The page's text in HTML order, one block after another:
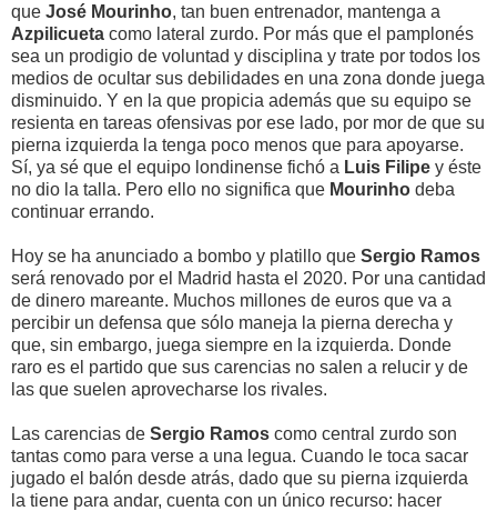
que José Mourinho, tan buen entrenador, mantenga a
Azpilicueta como lateral zurdo. Por más que el pamplonés
sea un prodigio de voluntad y disciplina y trate por todos los
medios de ocultar sus debilidades en una zona donde juega
disminuido. Y en la que propicia además que su equipo se
resienta en tareas ofensivas por ese lado, por mor de que su
pierna izquierda la tenga poco menos que para apoyarse.
Sí, ya sé que el equipo londinense fichó a Luis Filipe y éste
no dio la talla. Pero ello no significa que Mourinho deba
continuar errando.
Hoy se ha anunciado a bombo y platillo que Sergio Ramos
será renovado por el Madrid hasta el 2020. Por una cantidad
de dinero mareante. Muchos millones de euros que va a
percibir un defensa que sólo maneja la pierna derecha y
que, sin embargo, juega siempre en la izquierda. Donde
raro es el partido que sus carencias no salen a relucir y de
las que suelen aprovecharse los rivales.
Las carencias de Sergio Ramos como central zurdo son
tantas como para verse a una legua. Cuando le toca sacar
jugado el balón desde atrás, dado que su pierna izquierda
la tiene para andar, cuenta con un único recurso: hacer